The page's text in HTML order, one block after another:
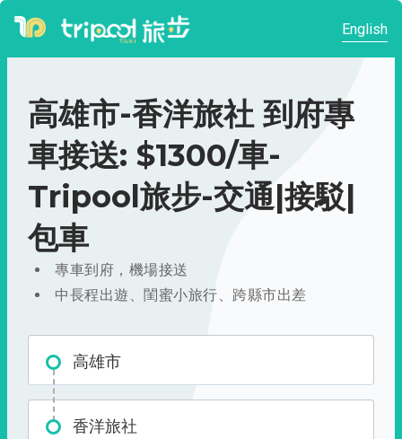
English
高雄市-香洋旅社 到府專
車接送: $1300/車-
Tripool旅步-交通|接駁|
包車
專車到府，機場接送
中長程出遊、閨蜜小旅行、跨縣市出差
高雄市
香洋旅社